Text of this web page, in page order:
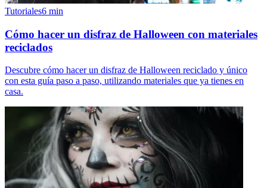
Tutoriales6 min
Cómo hacer un disfraz de Halloween con materiales
reciclados
Descubre cómo hacer un disfraz de Halloween reciclado y único
con esta guía paso a paso, utilizando materiales que ya tienes en
casa.